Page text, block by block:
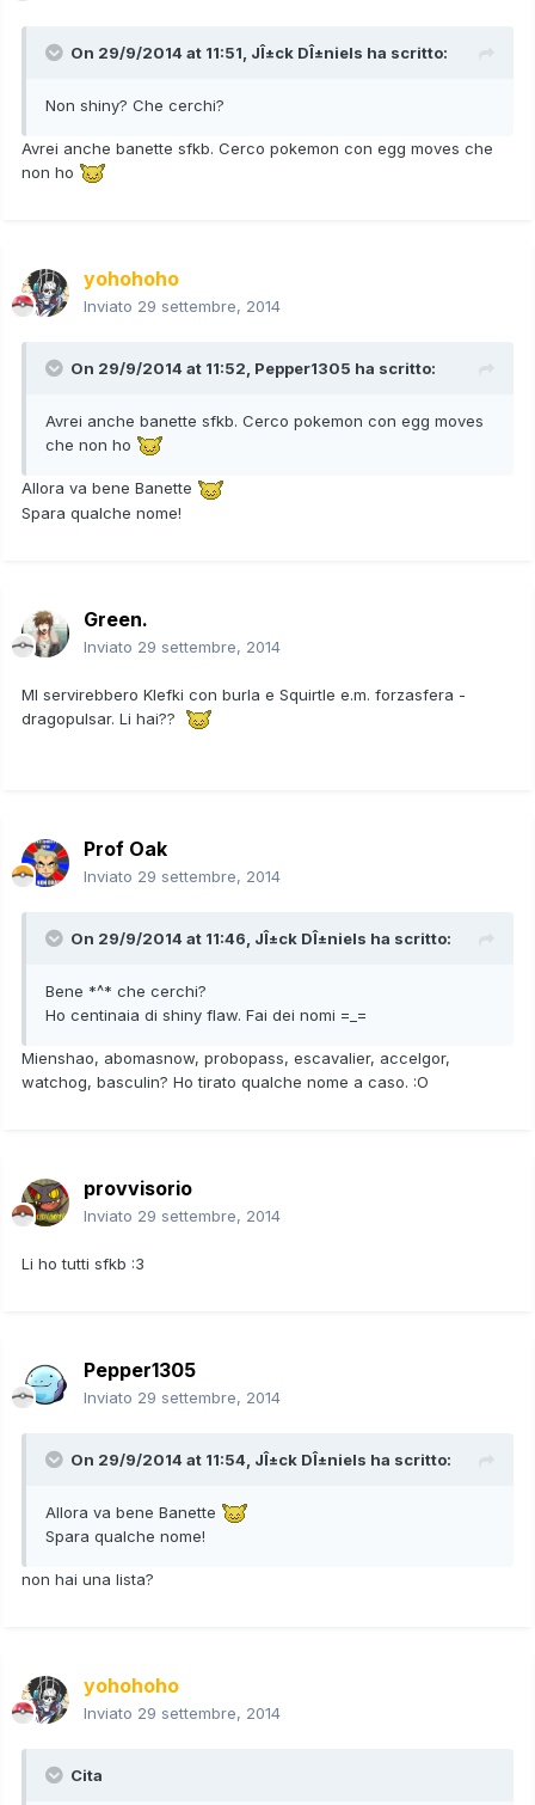
On 29/9/2014 at 11:51, JÎ±ck DÎ±niels ha scritto:
Non shiny? Che cerchi?
Avrei anche banette sfkb. Cerco pokemon con egg moves che
non ho
yohohoho
Inviato 29 settembre, 2014
On 29/9/2014 at 11:52, Pepper1305 ha scritto:
Avrei anche banette sfkb. Cerco pokemon con egg moves
che non ho
Allora va bene Banette
Spara qualche nome!
Green.
Inviato 29 settembre, 2014
MI servirebbero Klefki con burla e Squirtle e.m. forzasfera -
dragopulsar. Li hai??
Prof Oak
Inviato 29 settembre, 2014
On 29/9/2014 at 11:46, JÎ±ck DÎ±niels ha scritto:
Bene *^* che cerchi?
Ho centinaia di shiny flaw. Fai dei nomi =_=
Mienshao, abomasnow, probopass, escavalier, accelgor,
watchog, basculin? Ho tirato qualche nome a caso. :O
provvisorio
Inviato 29 settembre, 2014
Li ho tutti sfkb :3
Pepper1305
Inviato 29 settembre, 2014
On 29/9/2014 at 11:54, JÎ±ck DÎ±niels ha scritto:
Allora va bene Banette
Spara qualche nome!
non hai una lista?
yohohoho
Inviato 29 settembre, 2014
Cita